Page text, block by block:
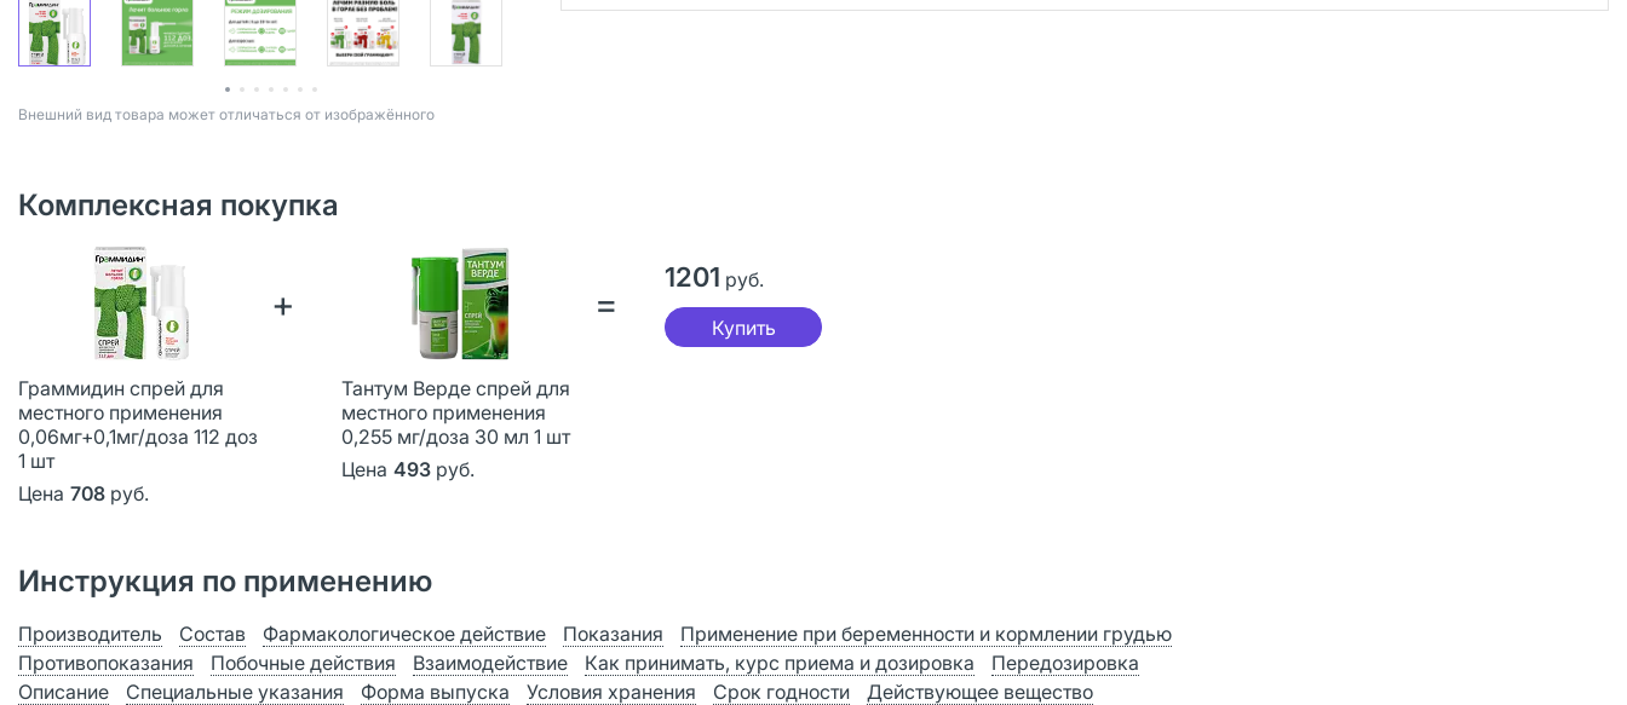
Bнешний вид товара может отличаться от изображённого
Комплексная покупка
Граммидин спрей для
местного применения
0,06мг+0,1мг/доза 112 доз
1 шт
Цена 708 руб.
+
Тантум Верде спрей для
местного применения
0,255 мг/доза 30 мл 1 шт
Цена 493 руб.
=
1201 руб.
Купить
Инструкция по применению
Производитель Состав Фармакологическое действие Показания
Применение при беременности и кормлении грудью
Противопоказания
Побочные действия Взаимодействие Как принимать, курс приема и дозировка
Передозировка
Описание
Специальные указания Форма выпуска Условия хранения Срок годности Действующее вещество